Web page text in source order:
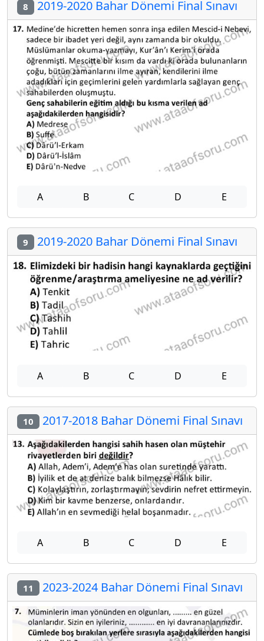
8 2019-2020 Bahar Dönemi Final Sınavı
A B C D E
9 2019-2020 Bahar Dönemi Final Sınavı
A B C D E
10 2017-2018 Bahar Dönemi Final Sınavı
A B C D E
11 2023-2024 Bahar Dönemi Final Sınavı